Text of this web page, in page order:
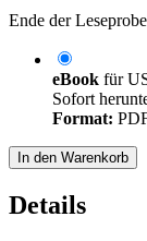
Ende der
eBook für
Sofort
Format:
In den Warenkorb
Details